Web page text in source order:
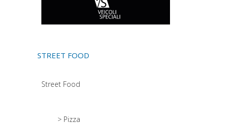
STREET FOOD
Street Food
> Pizza